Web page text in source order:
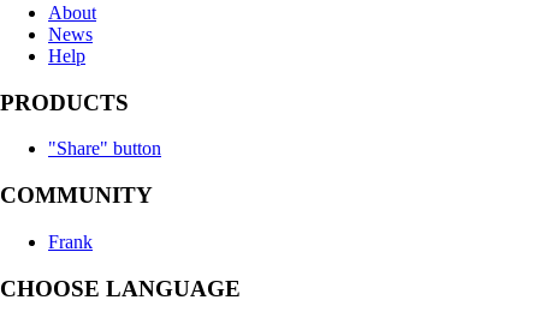
About
News
Help
PRODUCTS
"Share" button
COMMUNITY
Frank
CHOOSE LANGUAGE